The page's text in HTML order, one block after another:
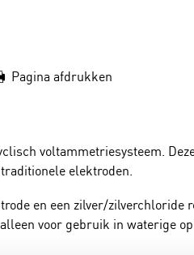
Pagina afdrukken
voltammetriesysteem.
elektroden.
en een zilver/zilverchloride
voor gebruik in waterige